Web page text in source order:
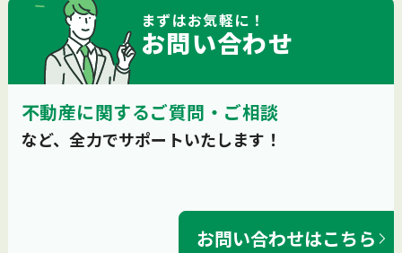
まずはお気軽に！
お問い合わせ
不動産に関するご質問・ご相談
など、全力でサポートいたします！
お問い合わせはこちら